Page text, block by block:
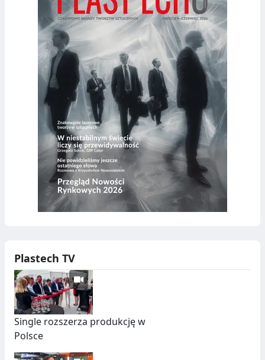
Plastech TV
Single rozszerza produkcję w
Polsce